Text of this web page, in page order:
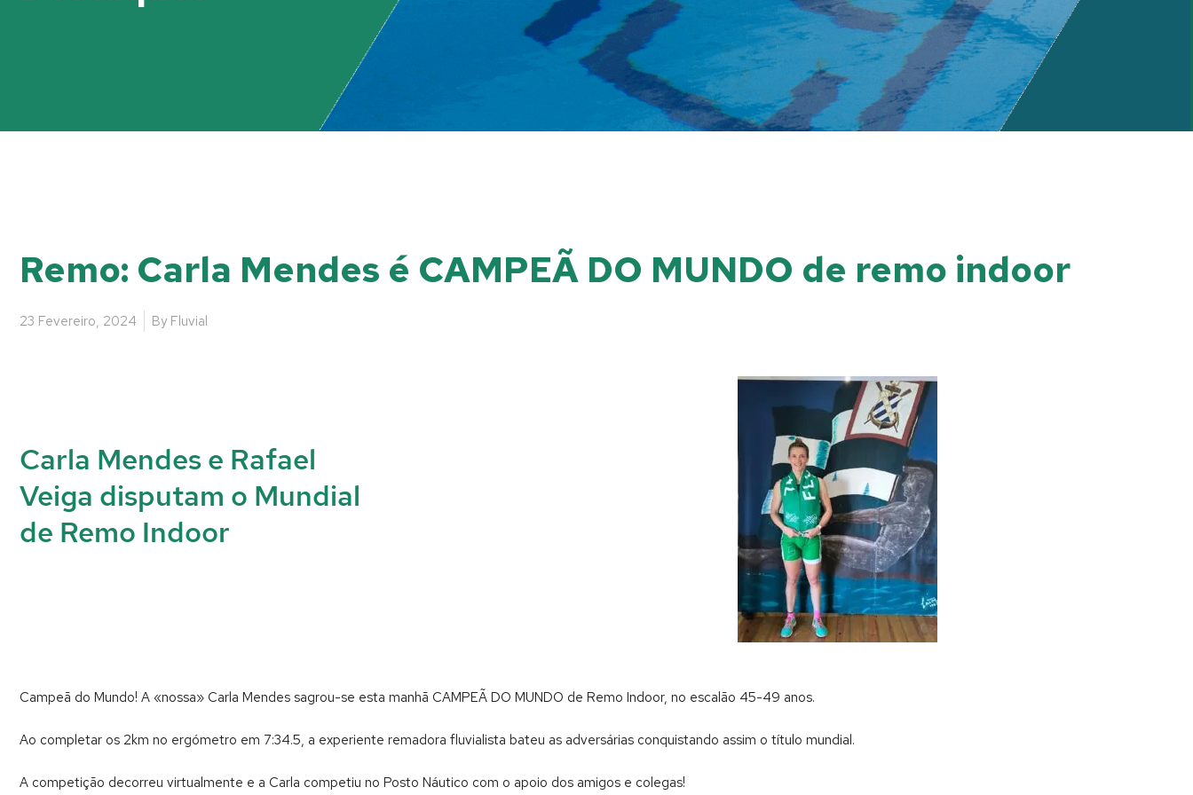
Remo: Carla Mendes é CAMPEÃ DO MUNDO de remo indoor
23 Fevereiro, 2024 By Fluvial
Carla Mendes e Rafael
Veiga disputam o Mundial
de Remo Indoor
Campeã do Mundo! A «nossa» Carla Mendes sagrou-se esta manhã CAMPEÃ DO MUNDO de Remo Indoor, no escalão 45-49 anos.
Ao completar os 2km no ergómetro em 7:34.5, a experiente remadora fluvialista bateu as adversárias conquistando assim o título mundial.
A competição decorreu virtualmente e a Carla competiu no Posto Náutico com o apoio dos amigos e colegas!